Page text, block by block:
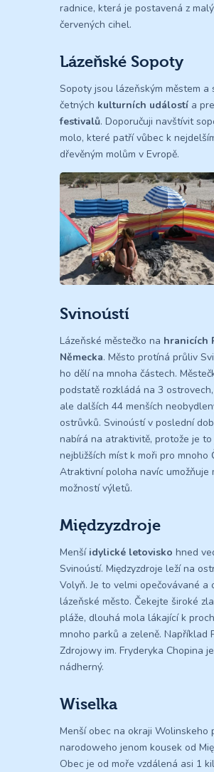
radnice, která je postavená z
červených cihel.
Lázeňské Sopoty
Sopoty jsou lázeňským městem a
četných kulturních událostí a
festivalů. Doporučuji navštívit
molo, které patří vůbec k
dřevěným molům v Evropě.
Svinoústí
Lázeňské městečko na hranicích
Německa. Město protíná průliv
ho dělí na mnoha částech.
podstatě rozkládá na 3
ale dalších 44 menších
ostrůvků. Svinoústí v poslední
nabírá na atraktivitě, protože je to
nejbližších míst k moři pro mnoho
Atraktivní poloha navíc umožňuje
možností výletů.
Międzyzdroje
Menší idylické letovisko hned
Svinoústí. Międzyzdroje leží na
Volyň. Je to velmi opečovávané a
lázeňské město. Čekejte široké
pláže, dlouhá mola lákající k
mnoho parků a zeleně. Například
Zdrojowy im. Fryderyka Chopina
nádherný.
Wiselka
Menší obec na okraji Wolinskeho
narodoweho jenom kousek od
Obec je od moře vzdálená asi 1